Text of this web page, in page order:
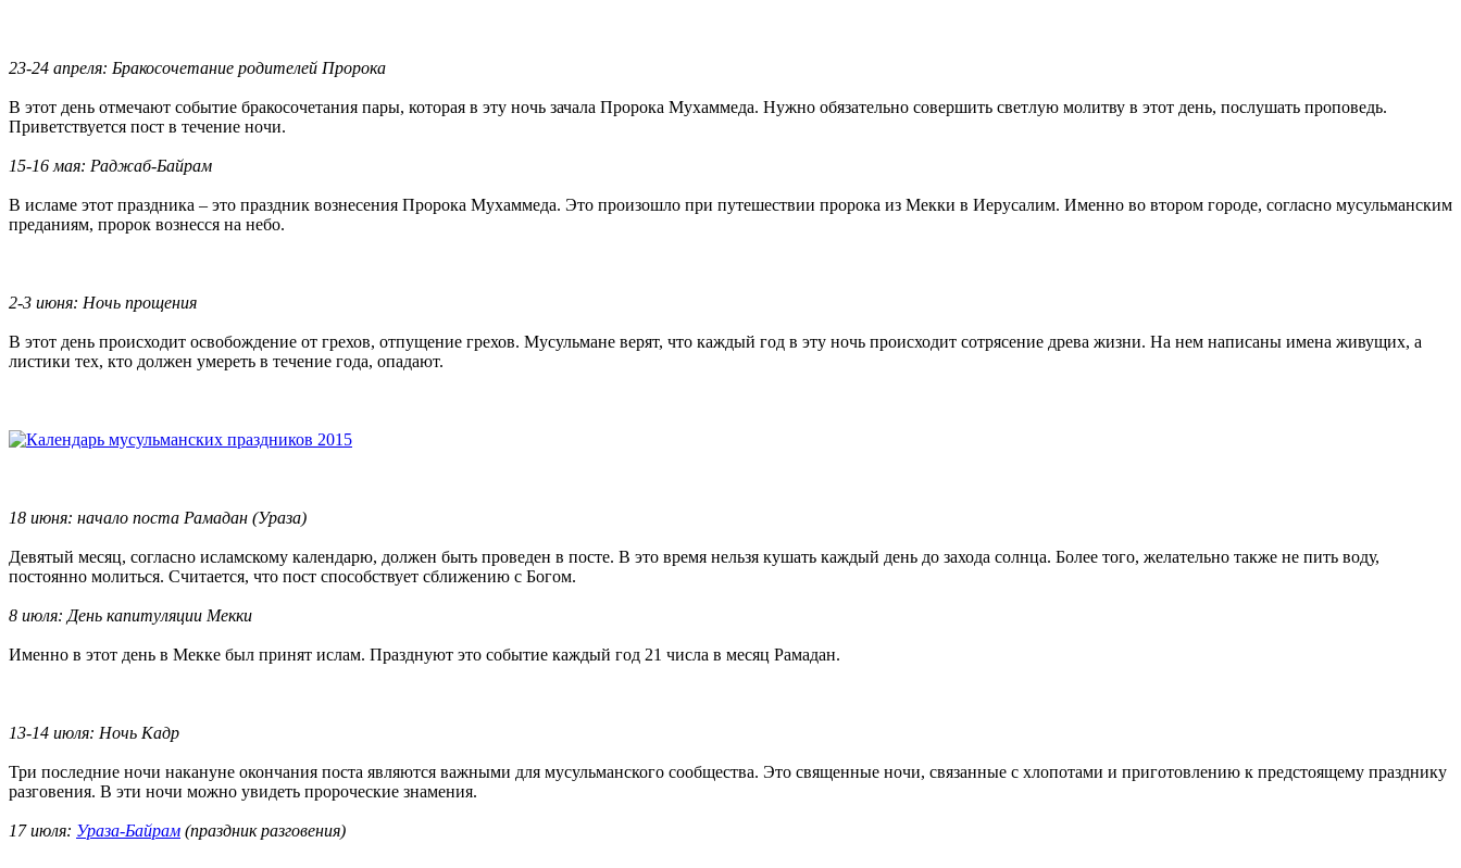
23-24 апреля: Бракосочетание родителей Пророка
В этот день отмечают событие бракосочетания пары, которая в эту ночь зачала Пророка Мухаммеда. Нужно обязательно совершить светлую молитву в этот день, послушать проповедь.
Приветствуется пост в течение ночи.
15-16 мая: Раджаб-Байрам
В исламе этот праздника – это праздник вознесения Пророка Мухаммеда. Это произошло при путешествии пророка из Мекки в Иерусалим. Именно во втором городе, согласно мусульманским
преданиям, пророк вознесся на небо.
2-3 июня: Ночь прощения
В этот день происходит освобождение от грехов, отпущение грехов. Мусульмане верят, что каждый год в эту ночь происходит сотрясение древа жизни. На нем написаны имена живущих, а
листики тех, кто должен умереть в течение года, опадают.
18 июня: начало поста Рамадан (Ураза)
Девятый месяц, согласно исламскому календарю, должен быть проведен в посте. В это время нельзя кушать каждый день до захода солнца. Более того, желательно также не пить воду,
постоянно молиться. Считается, что пост способствует сближению с Богом.
8 июля: День капитуляции Мекки
Именно в этот день в Мекке был принят ислам. Празднуют это событие каждый год 21 числа в месяц Рамадан.
13-14 июля: Ночь Кадр
Три последние ночи накануне окончания поста являются важными для мусульманского сообщества. Это священные ночи, связанные с хлопотами и приготовлению к предстоящему празднику
разговения. В эти ночи можно увидеть пророческие знамения.
17 июля: Ураза-Байрам (праздник разговения)